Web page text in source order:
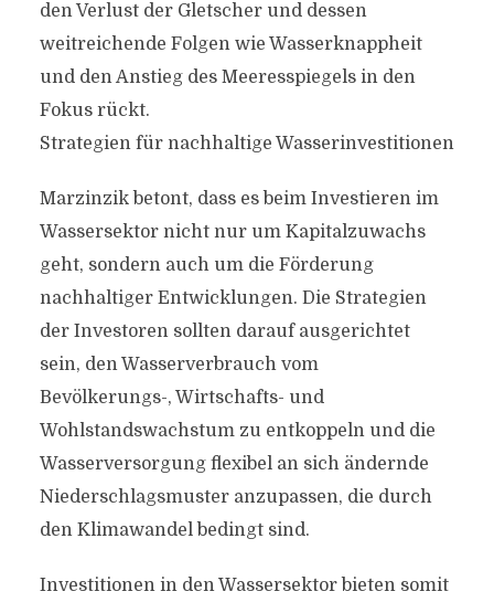
den Verlust der Gletscher und dessen
weitreichende Folgen wie Wasserknappheit
und den Anstieg des Meeresspiegels in den
Fokus rückt.
Strategien für nachhaltige Wasserinvestitionen
Marzinzik betont, dass es beim Investieren im
Wassersektor nicht nur um Kapitalzuwachs
geht, sondern auch um die Förderung
nachhaltiger Entwicklungen. Die Strategien
der Investoren sollten darauf ausgerichtet
sein, den Wasserverbrauch vom
Bevölkerungs-, Wirtschafts- und
Wohlstandswachstum zu entkoppeln und die
Wasserversorgung flexibel an sich ändernde
Niederschlagsmuster anzupassen, die durch
den Klimawandel bedingt sind.
Investitionen in den Wassersektor bieten somit